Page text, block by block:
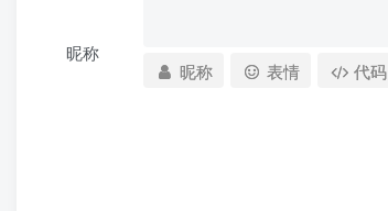
昵称
昵称 表情 代码